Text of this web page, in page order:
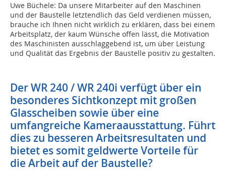
Uwe Büchele: Da unsere Mitarbeiter auf den Maschinen
und der Baustelle letztendlich das Geld verdienen müssen,
brauche ich Ihnen nicht wirklich zu erklären, dass bei einem
Arbeitsplatz, der kaum Wünsche offen lässt, die Motivation
des Maschinisten ausschlaggebend ist, um über Leistung
und Qualität das Ergebnis der Baustelle positiv zu gestalten.
Der WR 240 / WR 240i verfügt über ein
besonderes Sichtkonzept mit großen
Glasscheiben sowie über eine
umfangreiche Kameraausstattung. Führt
dies zu besseren Arbeitsresultaten und
bietet es somit geldwerte Vorteile für
die Arbeit auf der Baustelle?